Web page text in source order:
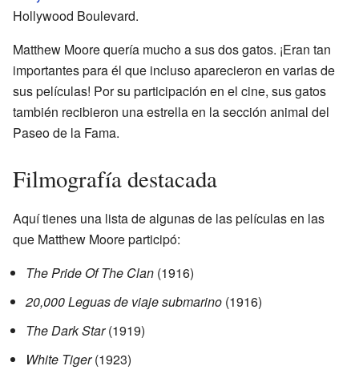
Hollywood Boulevard.
Matthew Moore quería mucho a sus dos gatos. ¡Eran tan
importantes para él que incluso aparecieron en varias de
sus películas! Por su participación en el cine, sus gatos
también recibieron una estrella en la sección animal del
Paseo de la Fama.
Filmografía destacada
Aquí tienes una lista de algunas de las películas en las
que Matthew Moore participó:
The Pride Of The Clan (1916)
20,000 Leguas de viaje submarino (1916)
The Dark Star(1919)
White Tiger(1923)